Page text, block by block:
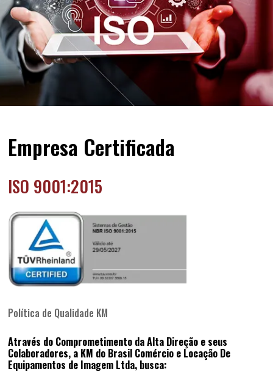
Empresa Certificada
ISO 9001:2015
Política de Qualidade KM
Através do Comprometimento da Alta Direção e seus
Colaboradores, a KM do Brasil Comércio e Locação De
Equipamentos de Imagem Ltda, busca: